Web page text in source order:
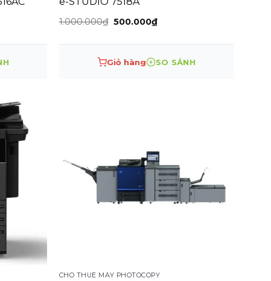
1.000.000₫ Giá
1.000.000₫.
500.000₫Giá
hiện
là:
Giỏ hàng SO SÁNH
CHO THUÊ MÁY PHOTOCOPY